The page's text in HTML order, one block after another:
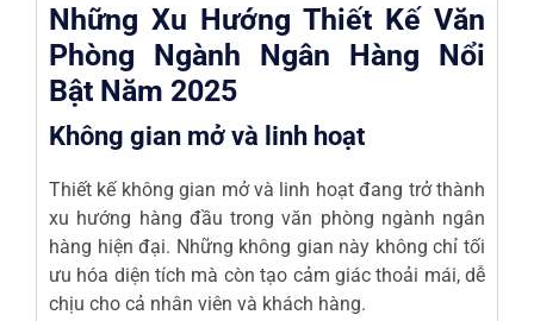
Những Xu Hướng Thiết Kế Văn
Phòng Ngành Ngân Hàng Nổi
Bật Năm 2025
Không gian mở và linh hoạt
Thiết kế không gian mở và linh hoạt đang trở thành
xu hướng hàng đầu trong văn phòng ngành ngân
hàng hiện đại. Những không gian này không chỉ tối
ưu hóa diện tích mà còn tạo cảm giác thoải mái, dễ
chịu cho cả nhân viên và khách hàng.